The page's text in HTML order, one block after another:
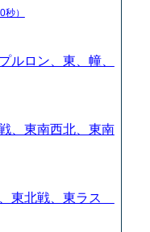
秒）
ルロン、東、幢、
、東南西北、東南
東北戦、東ラス